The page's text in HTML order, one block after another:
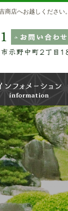
商店へお越しください。